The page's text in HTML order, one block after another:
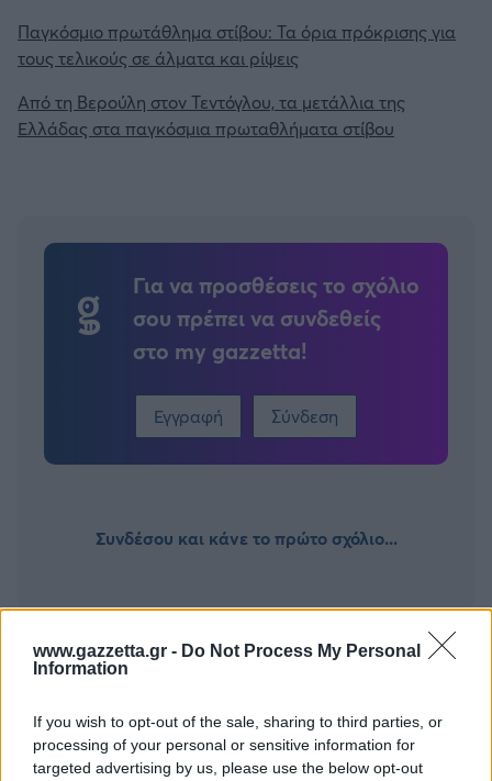
www.gazzetta.gr - Do Not Process My Personal
Information
If you wish to opt-out of the sale, sharing to third parties, or
processing of your personal or sensitive information for
targeted advertising by us, please use the below opt-out
Παγκόσμιο πρωτάθλημα στίβου: Τα όρια πρόκρισης για
τους τελικούς σε άλματα και ρίψεις
Από τη Βερούλη στον Τεντόγλου, τα μετάλλια της
Ελλάδας στα παγκόσμια πρωταθλήματα στίβου
Για να προσθέσεις το σχόλιο
σου πρέπει να συνδεθείς
στο my gazzetta!
Εγγραφή Σύνδεση
Συνδέσου και κάνε το πρώτο σχόλιο...
BEST OF